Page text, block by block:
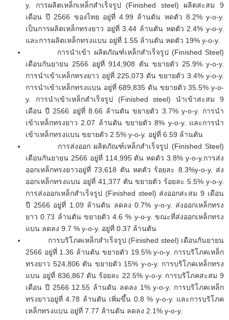
y. การผลิตเหล็กเหล็กสำเร็จรูป (Finished steel) ผลิตสะสม 9
เดือน ปี 2566 ของไทย อยู่ที่ 4.99 ล้านตัน หดตัว 8.2% y-o-y.
เป็นการผลิตเหล็กทรงยาว อยู่ที่ 3.44 ล้านตัน หดตัว 2.4% y-o-y.
และการผลิตเหล็กทรงแบน อยู่ที่ 1.55 ล้านตัน หดตัว 19% y-o-y.
การนำเข้า ผลิตภัณฑ์เหล็กสำเร็จรูป (Finished Steel)
เดือนกันยายน 2566 อยู่ที่ 914,908 ตัน ขยายตัว 25.9% y-o-y.
การนำเข้าเหล็กทรงยาว อยู่ที่ 225,073 ตัน ขยายตัว 3.4% y-o-y.
การนำเข้าเหล็กทรงแบน อยู่ที่ 689,835 ตัน ขยายตัว 35.5% y-o-
y. การนำเข้าเหล็กสำเร็จรูป (Finished steel) นำเข้าสะสม 9
เดือน ปี 2566 อยู่ที่ 8.66 ล้านตัน ขยายตัว 3.7% y-o-y. การนำ
เข้าเหล็กทรงยาว 2.07 ล้านตัน ขยายตัว 8% y-o-y. และการนำ
เข้าเหล็กทรงแบน ขยายตัว 2.5% y-o-y. อยู่ที่ 6.59 ล้านตัน
การส่งออก ผลิตภัณฑ์เหล็กสำเร็จรูป (Finished Steel)
เดือนกันยายน 2566 อยู่ที่ 114,995 ตัน หดตัว 3.8% y-o-y.การส่ง
ออกเหล็กทรงยาวอยู่ที่ 73,618 ตัน หดตัว ร้อยละ 8.3%y-o-y. ส่ง
ออกเหล็กทรงแบน อยู่ที่ 41,377 ตัน ขยายตัว ร้อยละ 5.5% y-o-y.
การส่งออกเหล็กสำเร็จรูป (Finished steel) ส่งออกสะสม 9 เดือน
ปี 2566 อยู่ที่ 1.09 ล้านตัน ลดลง 0.7% y-o-y. ส่งออกเหล็กทรง
ยาว 0.73 ล้านตัน ขยายตัว 4.6 % y-o-y. ขณะที่ส่งออกเหล็กทรง
แบน ลดลง 9.7 % y-o-y. อยู่ที่ 0.37 ล้านตัน
การบริโภคเหล็กสำเร็จรูป (Finished steel) เดือนกันยายน
2566 อยู่ที่ 1.36 ล้านตัน ขยายตัว 19.5% y-o-y. การบริโภคเหล็ก
ทรงยาว 524,806 ตัน ขยายตัว 15% y-o-y. การบริโภคเหล็กทรง
แบน อยู่ที่ 836,867 ตัน ร้อยละ 22.5% y-o-y. การบริโภคสะสม 9
เดือน ปี 2566 12.55 ล้านตัน ลดลง 1% y-o-y. การบริโภคเหล็ก
ทรงยาวอยู่ที่ 4.78 ล้านตัน เพิ่มขึ้น 0.8 % y-o-y. และการบริโภค
เหล็กทรงแบน อยู่ที่ 7.77 ล้านตัน ลดลง 2.1% y-o-y.